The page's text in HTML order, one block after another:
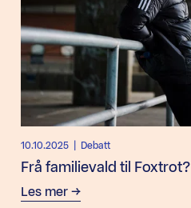
10.10.2025 | Debatt
Frå familievald til Foxtrot?
Les mer